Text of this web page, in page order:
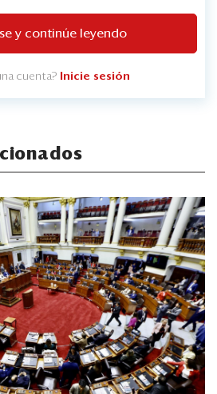
y continúe leyendo
cuenta? Inicie sesión